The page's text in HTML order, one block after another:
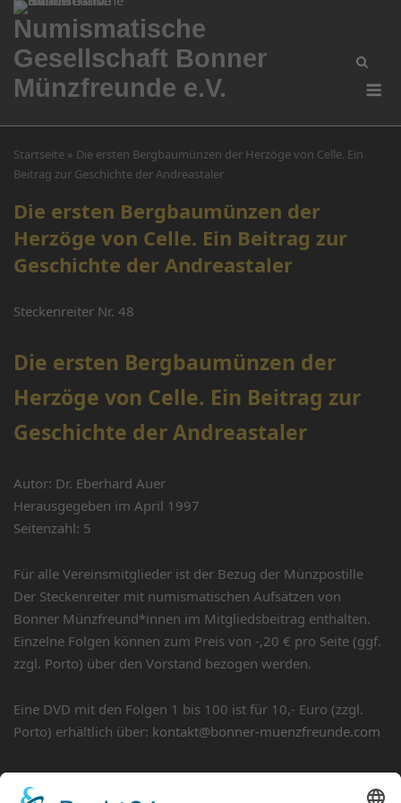
Skip
content
Numismatische
Gesellschaft Bonner
Münzfreunde e.V.
Startseite » Die ersten Bergbaumünzen der Herzöge von Celle. Ein
Beitrag zur Geschichte der Andreastaler
Die ersten Bergbaumünzen der
Herzöge von Celle. Ein Beitrag zur
Geschichte der Andreastaler
Steckenreiter Nr. 48
Die ersten Bergbaumünzen der
Herzöge von Celle. Ein Beitrag zur
Geschichte der Andreastaler
Autor: Dr. Eberhard Auer
Herausgegeben im April 1997
Seitenzahl: 5
Für alle Vereinsmitglieder ist der Bezug der Münzpostille
Der Steckenreiter mit numismatischen Aufsätzen von
Bonner Münzfreund*innen im Mitgliedsbeitrag enthalten.
Einzelne Folgen können zum Preis von -,20 € pro Seite (ggf.
zzgl. Porto) über den Vorstand bezogen werden.
Eine DVD mit den Folgen 1 bis 100 ist für 10,- Euro (zzgl.
Porto) erhältlich über: kontakt@bonner-muenzfreunde.com
Download der Ausgaben des Steckenreiters nur für interne
Zwecke – keine Weiterverwendung!